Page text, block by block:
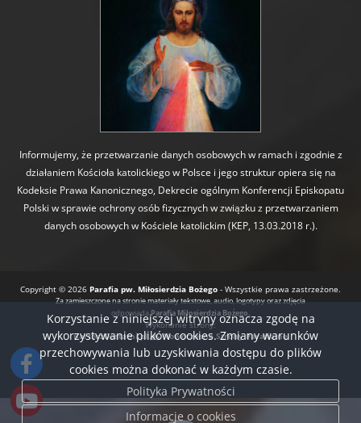
Informujemy, że przetwarzanie danych osobowych w ramach i zgodnie z
działaniem Kościoła katolickiego w Polsce i jego struktur opiera się na
Kodeksie Prawa Kanonicznego, Dekrecie ogólnym Konferencji Episkopatu
Polski w sprawie ochrony osób fizycznych w związku z przetwarzaniem
danych osobowych w Kościele katolickim (KEP, 13.03.2018 r.).
Copyright © 2026 Parafia pw. Miłosierdzia Bożego - Wszystkie prawa zastrzeżone.
Za zamieszczone na stronie materiały tekstowe, audio, logotypy oraz zdjęcia
odpowiadaParafia Miłosierdzia Bożego.
Wykonanie strony:
BartoszDostatni.pl
Nowoczesne Strony Parafialne
Korzystanie z niniejszej witryny oznacza zgodę na
wykorzystywanie plików cookies. Zmiany warunków
przechowywania lub uzyskiwania dostępu do plików
cookies można dokonać w każdym czasie.
Polityka Prywatności
Informacje o cookies